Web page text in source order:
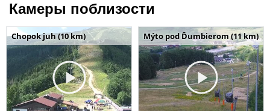
Камеры поблизости
Chopok juh (10 km) Mýto pod Ďumbierom (11 km)